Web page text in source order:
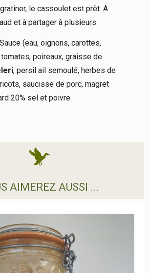
le cassoulet est prêt. A
et à partager à plusieurs
(eau, oignons, carottes,
poireaux, graisse de
, persil ail semoulé, herbes de
saucisse de porc, magret
20% sel et poivre.
AIMEREZ AUSSI ...